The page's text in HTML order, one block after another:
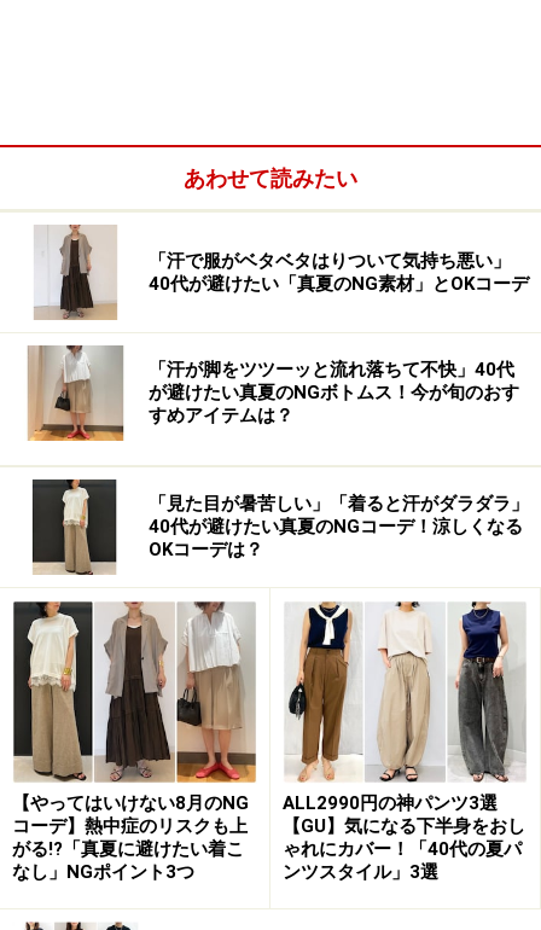
1.「natulan（ナチュラン）」は、毎日のコ
ーディネート提案がデイリーに役立つ！
テーマごとのコーディネートを毎日提案し、デザインや品質
にこだわったアイテムを、ナチュラル系サイト最大級のアイ
テム数で取り揃える「ナチュラン」。
「 natulan（ナチュラン）」は、お客様とともに歳を重ね
ていけるような心地よいおしゃれといった、豊かなライ
フスタイルを提案するファッション通販サイトです。テ
ーマに沿った毎日のコーディネート提案はもちろん、シ
あわせて読みたい
「汗で服がベタベタはりついて気持ち悪い」
40代が避けたい「真夏のNG素材」とOKコーデ
「汗が脚をツツーッと流れ落ちて不快」40代
が避けたい真夏のNGボトムス！今が旬のおす
すめアイテムは？
「見た目が暑苦しい」「着ると汗がダラダラ」
40代が避けたい真夏のNGコーデ！涼しくなる
OKコーデは？
【やってはいけない8月のNG
コーデ】熱中症のリスクも上
がる!?「真夏に避けたい着こ
なし」NGポイント3つ
ALL2990円の神パンツ3選
【GU】気になる下半身をおし
ゃれにカバー！「40代の夏パ
ンツスタイル」3選